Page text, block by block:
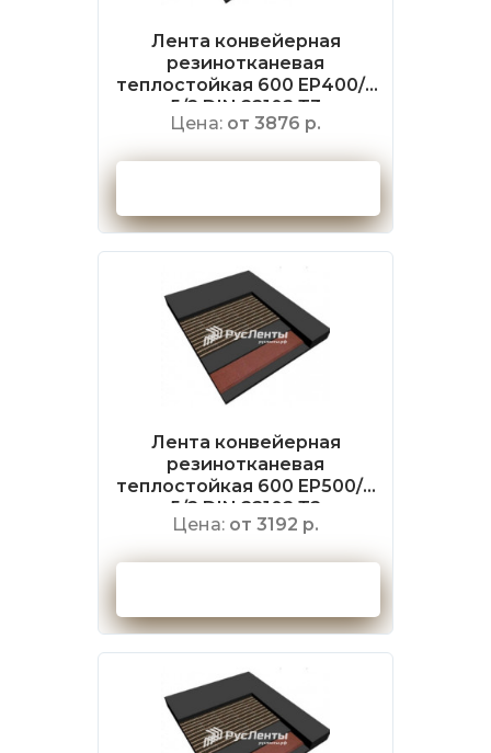
Лента конвейерная
резинотканевая
теплостойкая 600 EP400/3
5/2 DIN 22102 Т3
Цена: от 3876 р.
Лента конвейерная
резинотканевая
теплостойкая 600 EP500/4
5/2 DIN 22102 Т2
Цена: от 3192 р.